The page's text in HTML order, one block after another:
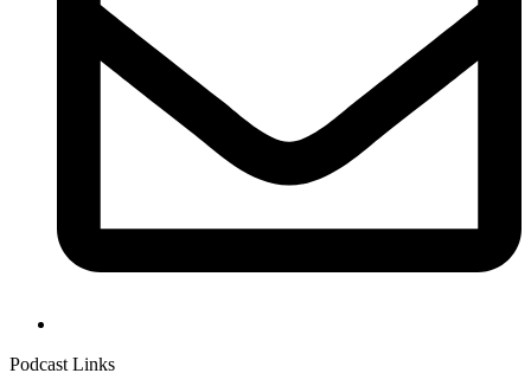
Podcast Links